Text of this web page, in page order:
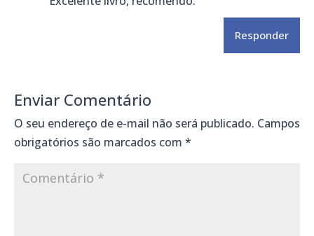
Responder
Enviar Comentário
O seu endereço de e-mail não será publicado. Campos
obrigatórios são marcados com *